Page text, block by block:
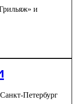
и
Петербург